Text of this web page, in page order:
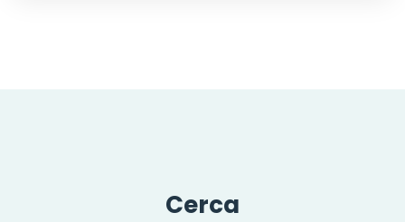
Cerca